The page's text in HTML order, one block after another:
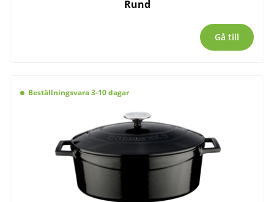
Rund
Gå till
Beställningsvara 3-10 dagar